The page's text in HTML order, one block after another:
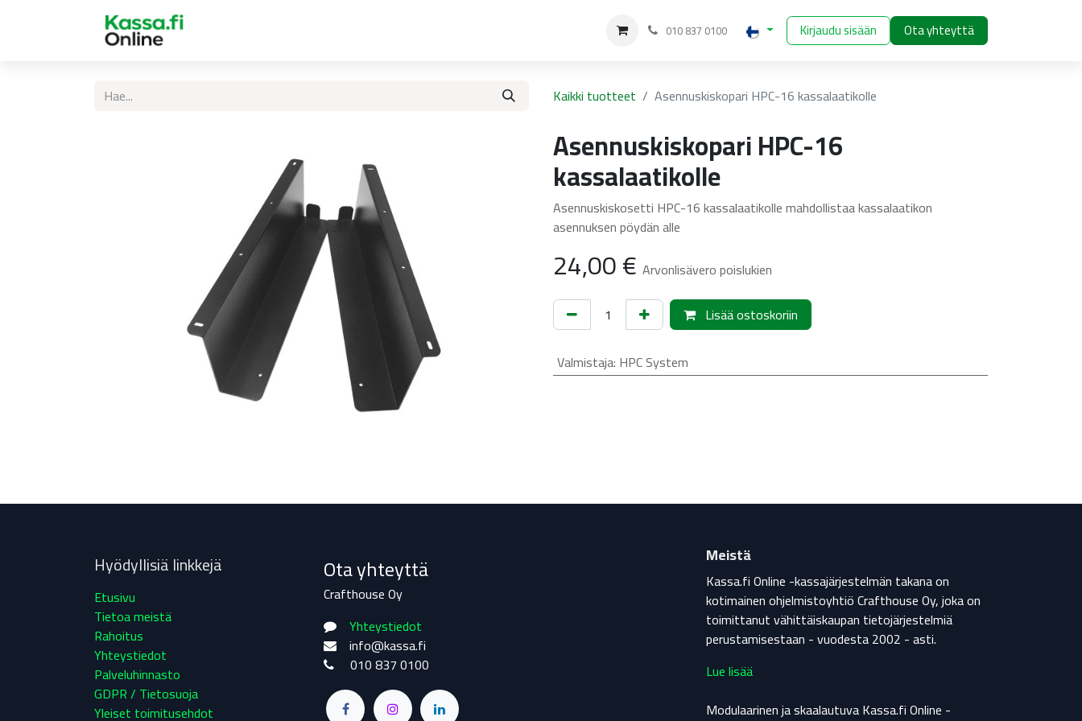
010 837 0100 Kirjaudu sisään Ota yhteyttä
Kaikki tuotteet Asennuskiskopari HPC-16 kassalaatikolle
Asennuskiskopari HPC-16
kassalaatikolle
Asennuskiskosetti HPC-16 kassalaatikolle mahdollistaa kassalaatikon
asennuksen pöydän alle
24,00€ Arvonlisävero poislukien
Lisää ostoskoriin
Valmistaja: HPC System
Hyödyllisiä linkkejä
Etusivu
Tietoa meistä
Rahoitus
Yhteystiedot
Palveluhinnasto
GDPR / Tietosuoja
Yleiset toimitusehdot
Ota yhteyttä
Crafthouse Oy
Yhteystiedot
info@kassa.fi
010 837 0100
Meistä
Kassa.fi Online -kassajärjestelmän takana on
kotimainen ohjelmistoyhtiö Crafthouse Oy, joka on
toimittanut vähittäiskaupan tietojärjestelmiä
perustamisestaan - vuodesta 2002 - asti.
Lue lisää
Modulaarinen ja skaalautuva Kassa.fi Online -